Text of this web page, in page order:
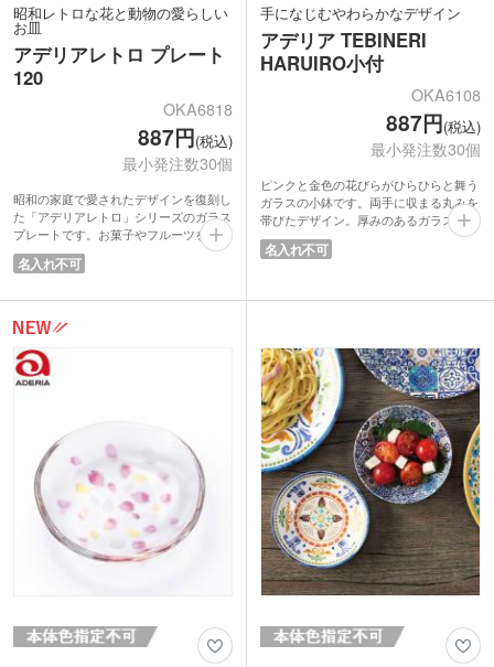
昭和レトロな花と動物の愛らしい
お皿
アデリアレトロ プレート
120
OKA6818
887円(税込)
最小発注数30個
昭和の家庭で愛されたデザインを復刻し
た「アデリアレトロ」シリーズのガラス
プレートです。お菓子やフルーツを載せ
るだけで、いつものティータイムを喫茶
店のような特別な時間に変えてくれま
デザインは、清楚でかわいらしい「野ば
な」、マーガレットが咲き乱れる「花ざ
かり」、など愛らしいデザインの5種類
をご用意しました。
取り皿として使いやすいサイズ感で、厚
す。キャンペーンの景品や記念品におす
すめです。
名入れ不可
手になじむやわらかなデザイン
アデリア TEBINERI
HARUIRO小付
OKA6108
887円(税込)
最小発注数30個
ピンクと金色の花びらがひらひらと舞う
ガラスの小鉢です。両手に収まる丸みを
帯びたデザイン。厚みのあるガラスで、
高級感がありながらも丈夫で扱いやすい
のが特徴。副菜の盛り付けや薬味入れ、
ムは、季節を問わず贈り物として喜ばれ
る逸品。結婚式や周年記念など大切な節
目を彩るギフトとして自信を持っておす
すめします。
■TEBINERI HARUIRO(てびねり はるい
ろ)
陶器のてびねりのような温かみある手づ
くりの魅力をガラスで表現した「てびね
り」シリーズ。グラスを製造する石塚硝
子がある愛知県岩倉市には、「日本さく
ら名所100選」に選ばれている五条川の
桜並木があります。これまで20年間にわ
たりつくり続けてきた「てびねり」に、
ひらひとひら描き写したグラスウェアシ
リーズです。
名入れ不可